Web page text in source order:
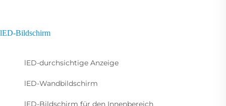
lED-Bildschirm
lED-durchsichtige Anzeige
lED-Wandbildschirm
lED-Bildschirm für den Innenbereich